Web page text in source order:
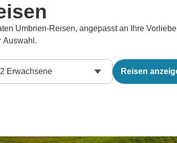
Umbrien-Reisen, angepasst an Ihre
Auswahl.
2 Erwachsene Reisen